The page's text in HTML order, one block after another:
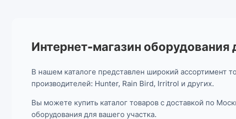
Интернет-магазин
В нашем каталоге представлен широкий ассортимент
производителей: Hunter, Rain Bird, Irritrol и других.
Вы можете купить каталог товаров с доставкой по
оборудования для вашего участка.